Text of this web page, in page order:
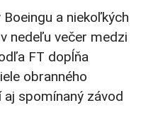
a niekoľkých
nedeľu večer medzi
FT dopĺňa
obranného
spomínaný závod